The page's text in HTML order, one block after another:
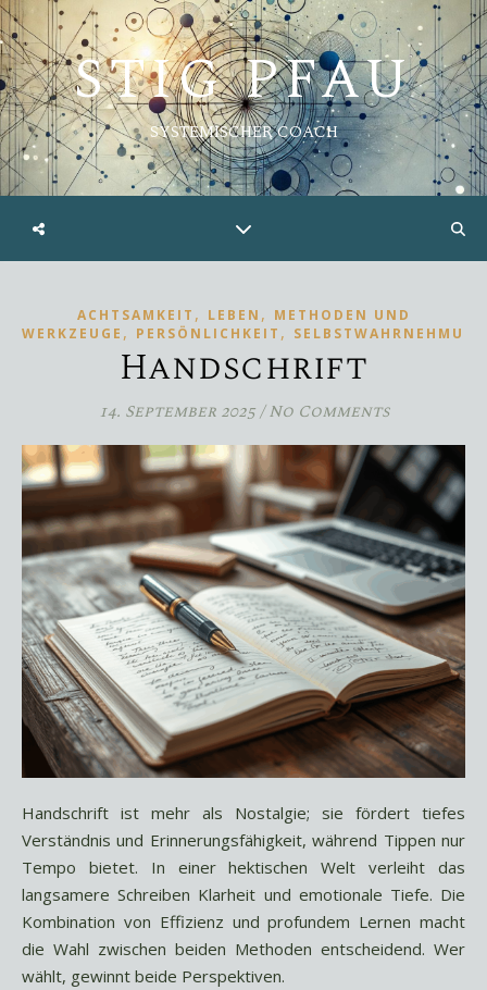
STIG PFAU
SYSTEMISCHER COACH
ACHTSAMKEIT , LEBEN , METHODEN UND
WERKZEUGE , PERSÖNLICHKEIT ,
Handschrift
14. September 2025/ No Comments
Handschrift ist mehr als Nostalgie; sie fördert tiefes
Verständnis und Erinnerungsfähigkeit, während Tippen nur
Tempo bietet. In einer hektischen Welt verleiht das
langsamere Schreiben Klarheit und emotionale Tiefe. Die
Kombination von Effizienz und profundem Lernen macht
die Wahl zwischen beiden Methoden entscheidend. Wer
wählt, gewinnt beide Perspektiven.